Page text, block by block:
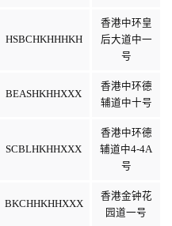
HSBCHKHHHKH
香港中环皇
后大道中一
号
BEASHKHHXXX
香港中环德
辅道中十号
SCBLHKHHXXX
香港中环德
辅道中4-4A
号
BKCHHKHHXXX
香港金钟花
园道一号